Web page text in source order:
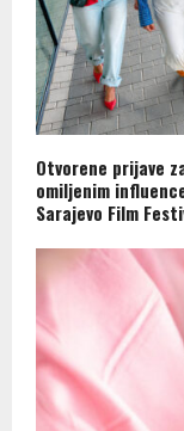
Otvorene prijave
omiljenim
Sarajevo Film